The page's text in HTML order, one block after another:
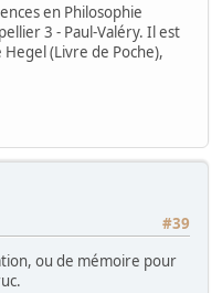
en Philosophie
3 - Paul-Valéry. Il est
(Livre de Poche),
#39
ou de mémoire pour